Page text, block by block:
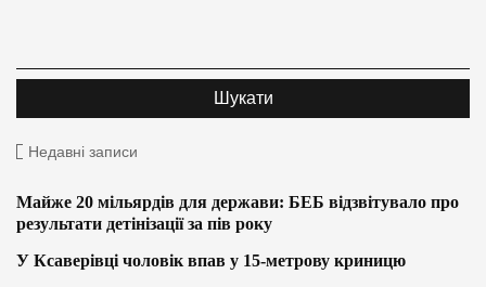
Недавні записи
Майже 20 мільярдів для держави: БЕБ відзвітувало про
результати детінізації за пів року
У Ксаверівці чоловік впав у 15-метрову криницю